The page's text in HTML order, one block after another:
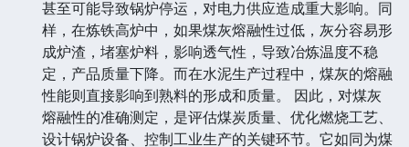
甚至可能导致锅炉停运，对电力供应造成重大影响。同
样，在炼铁高炉中，如果煤灰熔融性过低，灰分容易形
成炉渣，堵塞炉料，影响透气性，导致冶炼温度不稳
定，产品质量下降。而在水泥生产过程中，煤灰的熔融
性能则直接影响到熟料的形成和质量。 因此，对煤灰
熔融性的准确测定，是评估煤炭质量、优化燃烧工艺、
设计锅炉设备、控制工业生产的关键环节。它如同为煤